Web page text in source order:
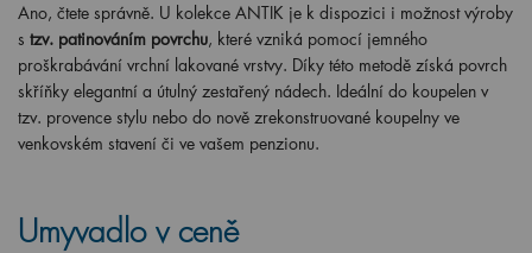
Ano, čtete správně. U kolekce ANTIK je k dispozici i možnost výroby
s tzv. patinováním povrchu, které vzniká pomocí jemného
proškrabávání vrchní lakované vrstvy. Díky této metodě získá povrch
skříňky elegantní a útulný zestařený nádech. Ideální do koupelen v
tzv. provence stylu nebo do nově zrekonstruované koupelny ve
venkovském stavení či ve vašem penzionu.
Umyvadlo v ceně